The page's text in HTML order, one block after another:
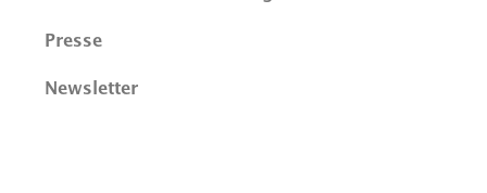
Presse
Newsletter